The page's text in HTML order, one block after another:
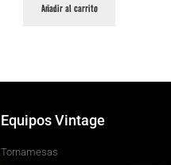
Añadir al carrito
Equipos Vintage
Tornamesas